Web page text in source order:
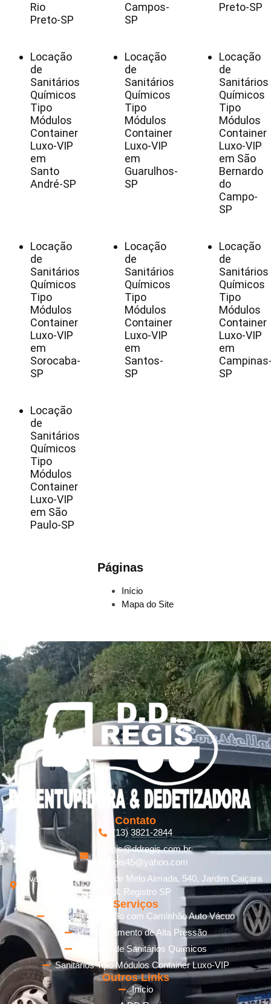
Rio
Preto-SP
Campos-
SP
Preto-SP
Locação
de
Sanitários
Químicos
Tipo
Módulos
Container
Luxo-VIP
em
Santo
André-SP
Locação
de
Sanitários
Químicos
Tipo
Módulos
Container
Luxo-VIP
em
Guarulhos-
SP
Locação
de
Sanitários
Químicos
Tipo
Módulos
Container
Luxo-VIP
em São
Bernardo
do
Campo-
SP
Locação
de
Sanitários
Químicos
Tipo
Módulos
Container
Luxo-VIP
em
Sorocaba-
SP
Locação
de
Sanitários
Químicos
Tipo
Módulos
Container
Luxo-VIP
em
Santos-
SP
Locação
de
Sanitários
Químicos
Tipo
Módulos
Container
Luxo-VIP
em
SP
Locação
de
Sanitários
Químicos
Tipo
Módulos
Container
Luxo-VIP
em São
Paulo-SP
Páginas
Início
Mapa do Site
Contato
(13) 3821-2844
ddregis@ddregis.com.br
ddregis45@yahoo.com
Avenida Cecy Teixeira de Melo Almada, 540, Jardim Caiçara
II, Registro SP
Serviços
Limpeza e Sucção com Caminhão Auto Vácuo
Hidrojateamento de Alta Pressão
Locação de Sanitários Químicos
Sanitários Tipo Módulos Container Luxo-VIP
Outros Links
Início